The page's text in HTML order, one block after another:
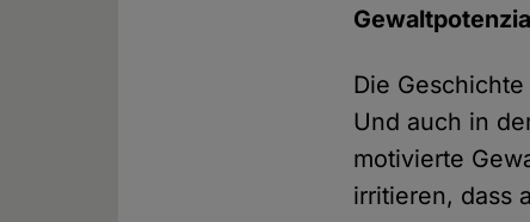
Die
Und auch in
motivierte
irritieren, dass